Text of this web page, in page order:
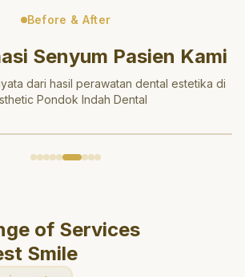
Before & After
Senyum Pasien Kami
dari hasil perawatan dental estetika di
Pondok Indah Dental
of Services
Smile